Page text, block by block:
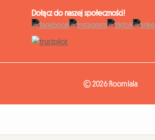
Dołącz do naszej społeczności!
© 2026 Roomlala